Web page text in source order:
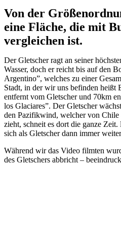
Von der
eine Fläche, die mit
vergleichen ist.
Der Gletscher ragt an seiner
Wasser, doch er reicht bis auf den
Argentino”, welches zu einer
Stadt, in der wir uns befinden heißt
entfernt vom Gletscher und 70km
los Glaciares”. Der Gletscher
den Pazifikwind, welcher von Chile
zieht, schneit es dort die ganze
sich als Gletscher dann immer
Während wir das Video filmten
des Gletschers abbricht –